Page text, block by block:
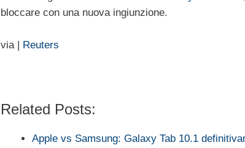
bloccare con una nuova ingiunzione.
via | Reuters
Related Posts:
Apple vs Samsung: Galaxy Tab 10.1